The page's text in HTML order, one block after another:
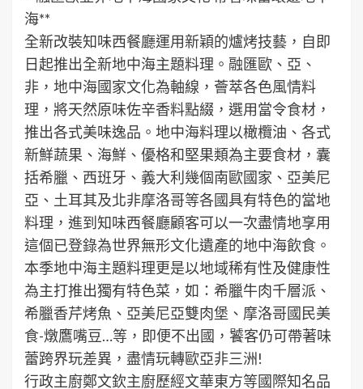
海**
全新改裝知味西餐廳運用新穎的爐烤技藝，自即
日起推出全新地中海主題料理。融匯歐、亞、
非，地中海國家文化為軸線，薈萃各色風情料
理，將天然原味佐辛香料點綴，選用當令食材，
推出各式美味逸品。地中海料理以橄欖油、各式
新鮮蔬果、海鮮、優格和堅果類為主要食材，囊
括希臘、西班牙、義大利幾個南歐國家、亞美尼
亞、土耳其及北非摩洛哥等各國具有特色的當地
料理，進到知味西餐廳顧客可以一次盡情地享用
這個已登錄為世界無形文化遺產的地中海飲食。
本季地中海主題料理更是以地域稀有性及健康性
為主打推出獨有特色菜，如：希臘牛肉千層派、
希臘香芹烤魚、亞美尼亞雙肉堡、摩洛哥國民美
食-燉鷹嘴豆…等，即便不出國，饕客仍可帶著味
蕾跨界玩差異，盡情玩轉歐亞非三洲!
行政主廚鄭文欽主廚歷經文華東方等國際知名品